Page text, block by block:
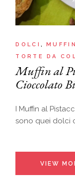
DOLCI MUFFIN
TORTE DA
Muffin al
Cioccolato
I Muffin al
sono quei dolci
VIEW